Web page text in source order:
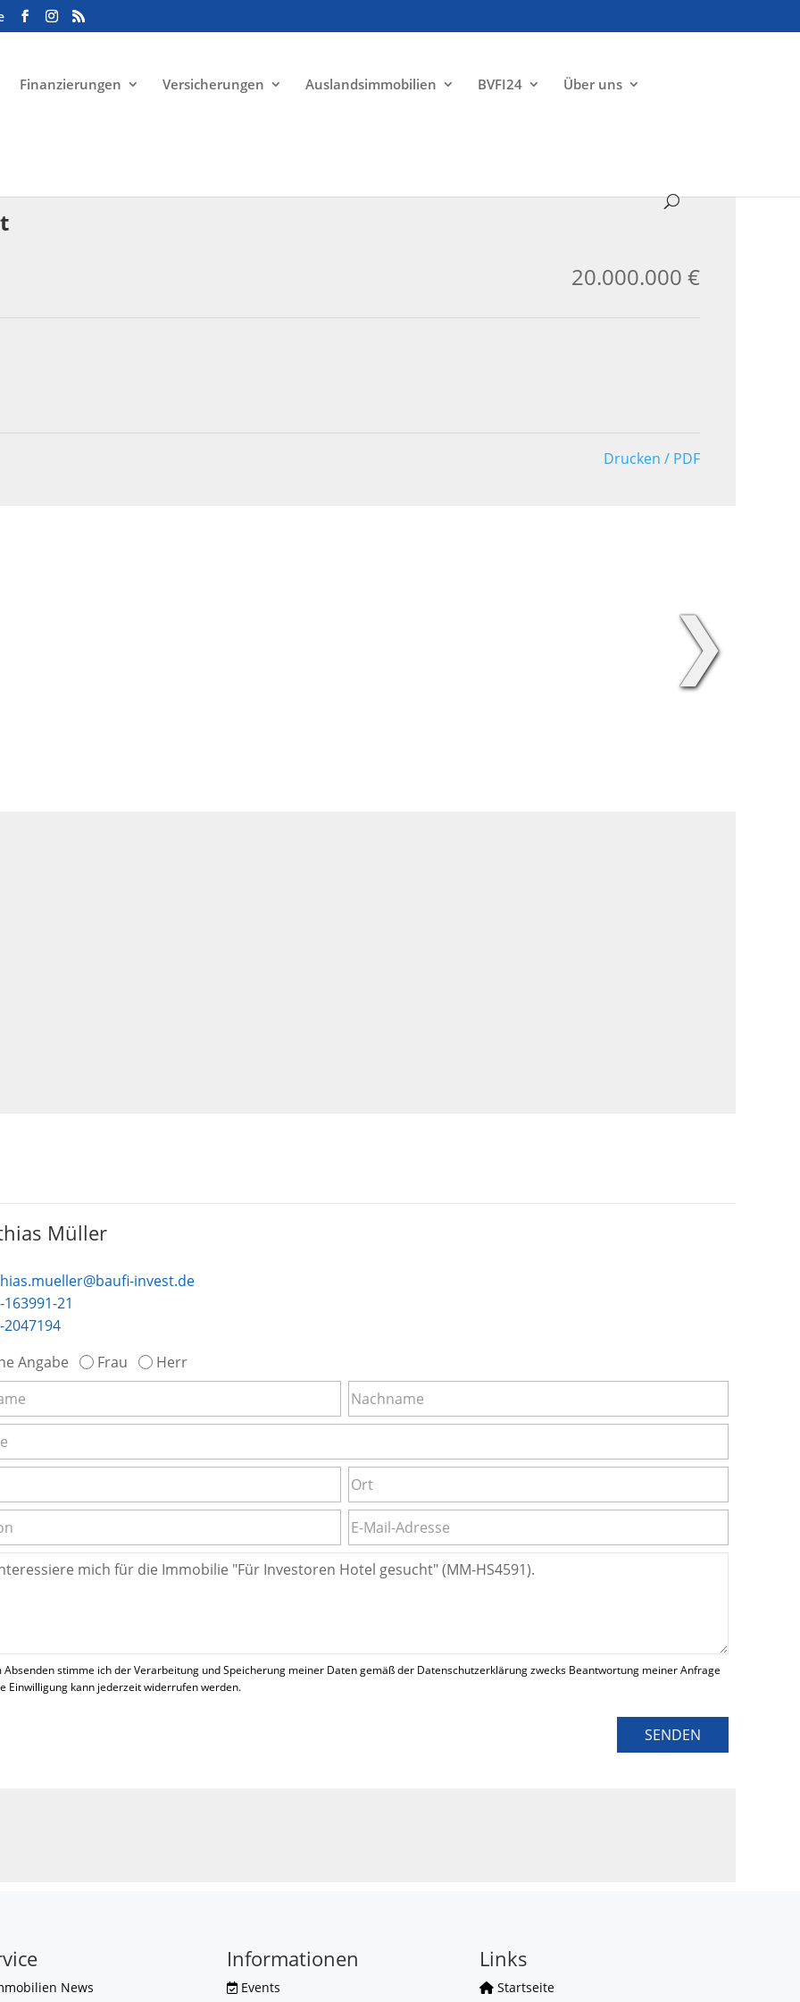
Finanzierungen Versicherungen Auslandsimmobilien BVFI24 Über uns
20.000.000 €
Drucken / PDF
❯
Müller
invest.de
21
2047194
Angabe
Frau Herr
Absenden stimme ich der Verarbeitung und Speicherung meiner Daten gemäß der Datenschutzerklärung zwecks Beantwortung meiner Anfrage
Einwilligung kann jederzeit widerrufen werden.
SENDEN
News
Informationen
Events
Links
Startseite